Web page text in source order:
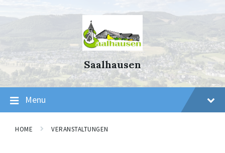
Saalhausen
Menu
HOME VERANSTALTUNGEN